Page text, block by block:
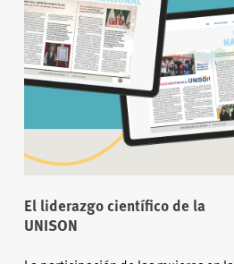
El liderazgo científico de la
UNISON